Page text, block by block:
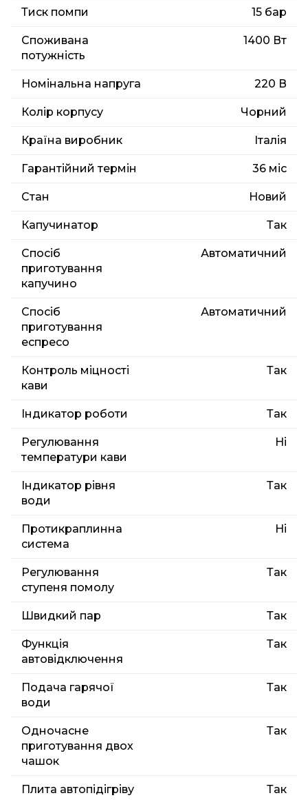
Тиск помпи 15 бар
Споживана
потужність
1400 Вт
Номінальна напруга 220 В
Колір корпусу Чорний
Країна виробник Італія
Гарантійний термін 36 міс
Стан Новий
Капучинатор Так
Спосіб
приготування
капучино
Автоматичний
Спосіб
приготування
еспресо
Автоматичний
Контроль міцності
кави
Так
Індикатор роботи Так
Регулювання
температури кави
Ні
Індикатор рівня
води
Так
Протикраплинна
система
Ні
Регулювання
ступеня помолу
Так
Швидкий пар Так
Функція
автовідключення
Так
Подача гарячої
води
Так
Одночасне
приготування двох
чашок
Так
Плита автопідігріву Так